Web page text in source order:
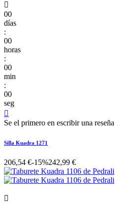

00
días
:
00
horas
:
00
min
:
00
seg

Se el primero en escribir una reseña
Silla Kuadra 1271
206,54 €-15%242,99 €
